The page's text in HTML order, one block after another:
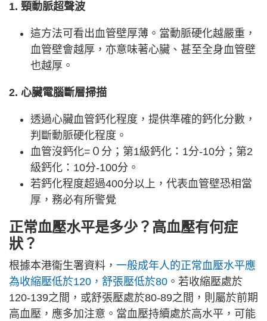
1. 頸動脈超聲波
這方法可看出血管壁厚薄。當動脈硬化越嚴重，
血管壁會越厚，亦意味著心臟、甚至全身血管壁
也越厚。
2. 心臟電腦斷層掃描
透過心臟血管鈣化程度，提供準確的鈣化分數，
判斷動脈硬化程度。
血管沒鈣化=０分；第1級鈣化：1分-10分；第2
級鈣化：10分-100分。
若鈣化程度超過400分以上，代表血管壁恐相當
厚，務必有所警覺
正常血壓水平是多少？高血壓有何症
狀？
根據本港衞生署資料， 一般成年人的正常血壓水平應
為收縮壓低於120，舒張壓低於80 。若收縮壓處於
120-139之間，或舒張壓處於80-89之間，則屬於前期
高血壓，應多加注意。當血壓持續處於高水平，可能